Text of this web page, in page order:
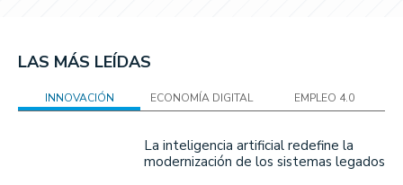
LAS MÁS LEÍDAS
INNOVACIÓN ECONOMÍA DIGITAL EMPLEO 4.0
La inteligencia artificial redefine la
modernización de los sistemas legados